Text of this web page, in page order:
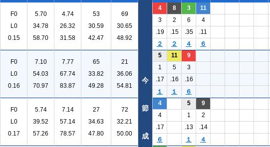
F0
L0
0.15
5.70
34.78
58.70
4.74
26.32
31.58
53
30.59
42.47
69
30.65
48.92
4 8 3
11
3
2 6
4
.19
.15 .35
.11
２
２ ４ ６
F0
L0
0.16
7.10
54.03
70.97
7.77
67.74
83.87
65
33.82
49.28
21
36.06
54.81
5 11 9
1 5
3
.17
.16
.16
１
１ ６
F0
L0
0.17
5.74
39.52
57.26
7.14
57.14
78.57
27
34.63
47.80
72
32.21
50.00
4 5 9
4 1
2
.17
.13
.14
６
１ ４
今
節
成